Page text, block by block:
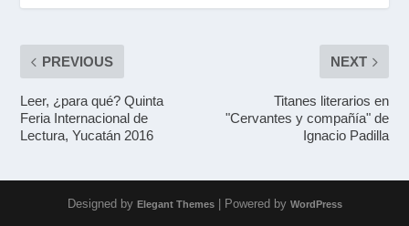
PREVIOUS
Leer, ¿para qué? Quinta
Feria Internacional de
Lectura, Yucatán 2016
NEXT
Titanes literarios en
"Cervantes y compañía" de
Ignacio Padilla
Designed by Elegant Themes| Powered by WordPress